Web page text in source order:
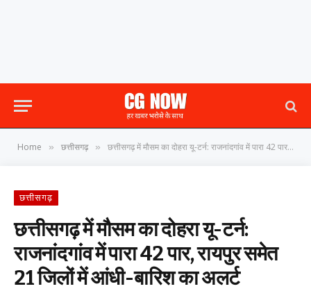
Home » छत्तीसगढ़ » छत्तीसगढ़ में मौसम का दोहरा यू-टर्न: राजनांदगांव में पारा 42 पार, रायपुर समेत 21 जिलों में आंधी-बारिश का अलर्ट
छत्तीसगढ़
छत्तीसगढ़ में मौसम का दोहरा यू-टर्न:
राजनांदगांव में पारा 42 पार, रायपुर समेत
21 जिलों में आंधी-बारिश का अलर्ट